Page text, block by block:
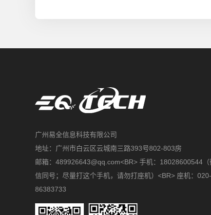
广州易全信息科技有限公司
地址：广州市白云区云城南三路393号802-803房
邮箱：489926643@qq.com<BR> 手机：18028600544（
信同号；尽量打这个手机，请勿打座机）<BR> 座机：020-
86383733